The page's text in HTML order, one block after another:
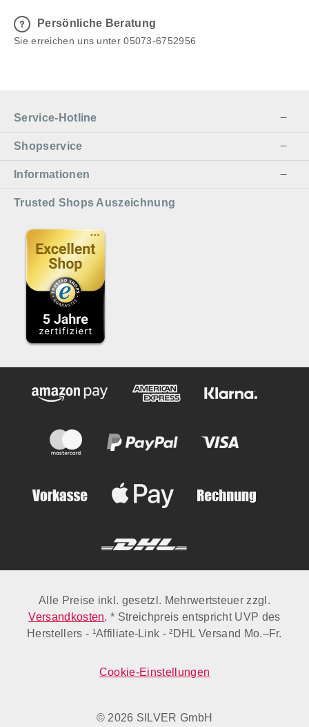
Persönliche Beratung
Sie erreichen uns unter 05073-6752956
Service-Hotline
Shopservice
Informationen
Trusted Shops Auszeichnung
Alle Preise inkl. gesetzl. Mehrwertsteuer zzgl.
Versandkosten. * Streichpreis entspricht UVP des
Herstellers - ¹Affiliate-Link - ²DHL Versand Mo.–Fr.
Cookie-Einstellungen
© 2026 SILVER GmbH